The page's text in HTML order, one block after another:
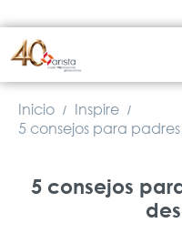
Inicio / Inspire /
5 consejos para
5 consejos